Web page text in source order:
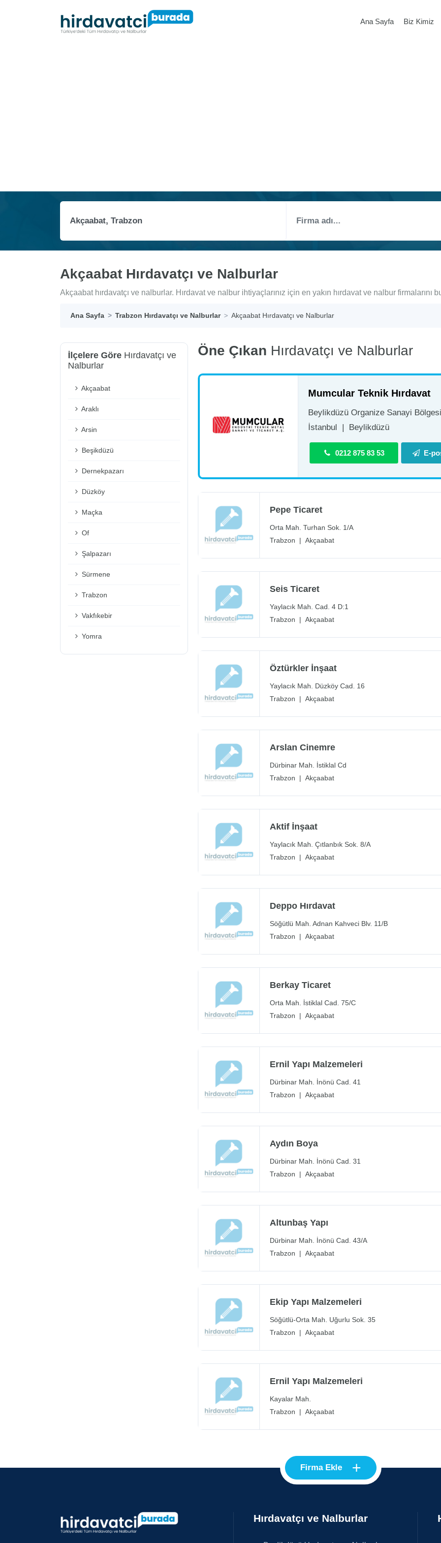
Ana Sayfa Biz Kimiz
Akçaabat Hırdavatçı ve Nalburlar
Akçaabat hırdavatçı ve nalburlar. Hırdavat ve nalbur ihtiyaçlarınız için en yakın hırdavat ve nalbur firmalarını
Ana Sayfa Trabzon Hırdavatçı ve Nalburlar Akçaabat Hırdavatçı ve Nalburlar
İlçelere Göre Hırdavatçı ve
Nalburlar
Akçaabat
Araklı
Arsin
Beşikdüzü
Dernekpazarı
Düzköy
Maçka
Of
Şalpazarı
Sürmene
Trabzon
Vakfıkebir
Yomra
Öne Çıkan Hırdavatçı ve Nalburlar
Mumcular Teknik Hırdavat
Beylikdüzü Organize Sanayi
İstanbul
Beylikdüzü
0212 875 83 53 E-
Pepe Ticaret
Orta Mah. Turhan Sok. 1/A
Trabzon | Akçaabat
Seis Ticaret
Yaylacık Mah. Cad. 4 D:1
Trabzon | Akçaabat
Öztürkler İnşaat
Yaylacık Mah. Düzköy Cad. 16
Trabzon | Akçaabat
Arslan Cinemre
Dürbinar Mah. İstiklal Cd
Trabzon | Akçaabat
Aktif İnşaat
Yaylacık Mah. Çıtlanbık Sok. 8/A
Trabzon | Akçaabat
Deppo Hırdavat
Söğütlü Mah. Adnan Kahveci Blv. 11/B
Trabzon | Akçaabat
Berkay Ticaret
Orta Mah. İstiklal Cad. 75/C
Trabzon | Akçaabat
Ernil Yapı Malzemeleri
Dürbinar Mah. İnönü Cad. 41
Trabzon | Akçaabat
Aydın Boya
Dürbinar Mah. İnönü Cad. 31
Trabzon | Akçaabat
Altunbaş Yapı
Dürbinar Mah. İnönü Cad. 43/A
Trabzon | Akçaabat
Ekip Yapı Malzemeleri
Söğütlü-Orta Mah. Uğurlu Sok. 35
Trabzon | Akçaabat
Ernil Yapı Malzemeleri
Kayalar Mah.
Trabzon | Akçaabat
Firma Ekle +
Hırdavatçı ve Nalburlar